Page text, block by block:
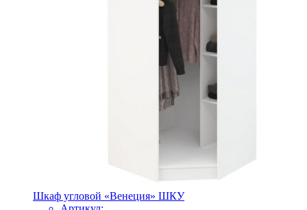
Шкаф угловой «Венеция» ШКУ